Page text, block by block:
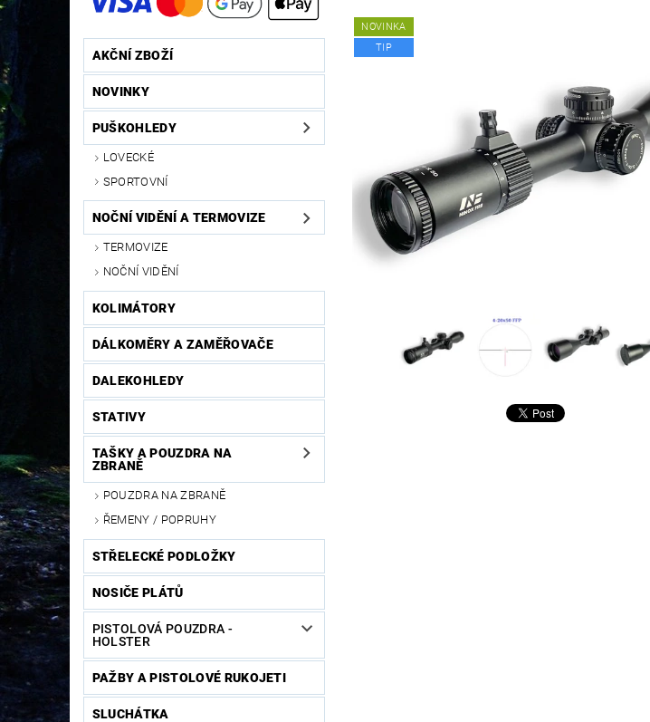
AKČNÍ ZBOŽÍ
NOVINKY
PUŠKOHLEDY
LOVECKÉ
SPORTOVNÍ
NOČNÍ VIDĚNÍ A TERMOVIZE
TERMOVIZE
NOČNÍ VIDĚNÍ
KOLIMÁTORY
DÁLKOMĚRY A ZAMĚŘOVAČE
DALEKOHLEDY
STATIVY
TAŠKY A POUZDRA NA
ZBRANĚ
POUZDRA NA ZBRANĚ
ŘEMENY / POPRUHY
STŘELECKÉ PODLOŽKY
NOSIČE PLÁTŮ
PISTOLOVÁ POUZDRA -
HOLSTER
PAŽBY A PISTOLOVÉ RUKOJETI
SLUCHÁTKA
NOVINKA
TIP